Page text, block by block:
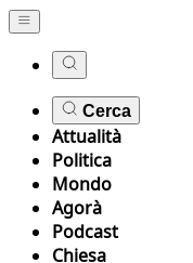
Cerca
Attualità
Politica
Mondo
Agorà
Podcast
Chiesa